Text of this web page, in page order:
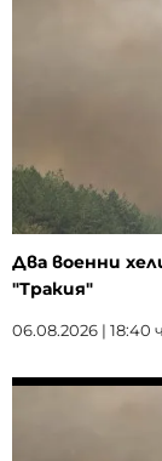
Два военни
"Тракия"
06.08.2026 | 18:40